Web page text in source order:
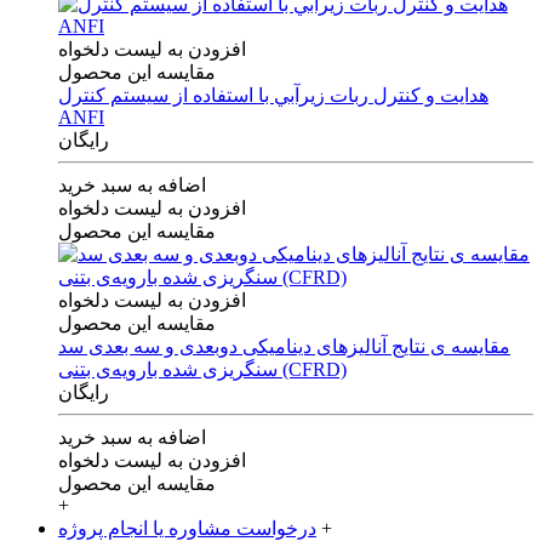
افزودن به لیست دلخواه
مقایسه این محصول
هدايت و كنترل ربات زيرآبي با استفاده از سيستم كنترل
ANFI
رایگان
اضافه به سبد خرید
افزودن به لیست دلخواه
مقایسه این محصول
افزودن به لیست دلخواه
مقایسه این محصول
مقایسه ی‌ نتایج آنالیزهای‌ دینامیکی‌ دوبعدی‌ و‌ سه بعدی‌ سد
سنگریزی‌ شده با‌رویه‌ی‌ بتنی‌ (CFRD)
رایگان
اضافه به سبد خرید
افزودن به لیست دلخواه
مقایسه این محصول
+
درخواست مشاوره یا انجام پروژه +